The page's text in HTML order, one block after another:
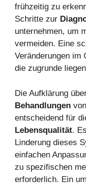
frühzeitig zu
Schritte zur
unternehmen, um
vermeiden. Eine
Veränderungen im
die zugrunde
Die Aufklärung
Behandlungen
entscheidend für
Lebensqualität.
Linderung dieses
einfachen
zu spezifischen
erforderlich. Ein